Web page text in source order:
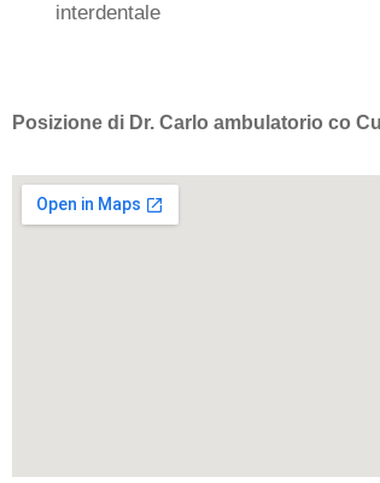
interdentale
Posizione di Dr. Carlo ambulatorio co